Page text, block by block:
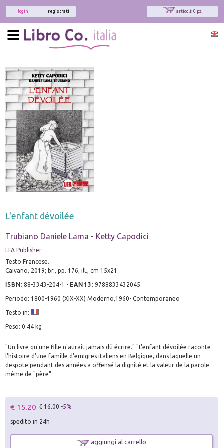
articoli: 0 pz.
registrati
login
L'enfant dévoilée
Trubiano Daniele Lama - Ketty Capodici
LFA Publisher
Testo Francese.
Caivano, 2019; br., pp. 176, ill., cm 15x21.
ISBN:88-3343-204-1 - EAN13 :9788833432045
Periodo: 1800-1960 (XIX-XX) Moderno,1960- Contemporaneo
Testo in:
Peso: 0.44 kg
"Un livre qu'une fille n'aurait jamais dû écrire." "L'enfant dévoilée raconte
l'histoire d'une famille d'emigres italiens en Belgique, dans laquelle un
despote pendant des années a offensé la dignité et la valeur de la parole
même de "père"
€ 15.20 € 16.00 -5%
spedito in 24h
aggiungi al carrello